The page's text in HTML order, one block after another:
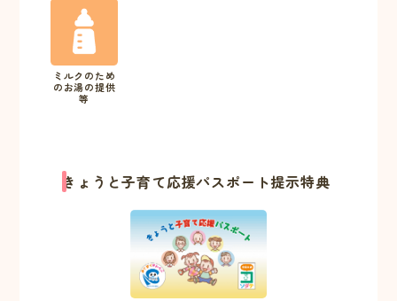
ミルクのため
のお湯の提供
等
きょうと子育て応援パスポート提示特典